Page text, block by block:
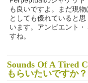
も良いですよ。まだ現
としても優れていると思
います。アンビエント
すね。
Sounds Of A Tired
もらいたいですか？